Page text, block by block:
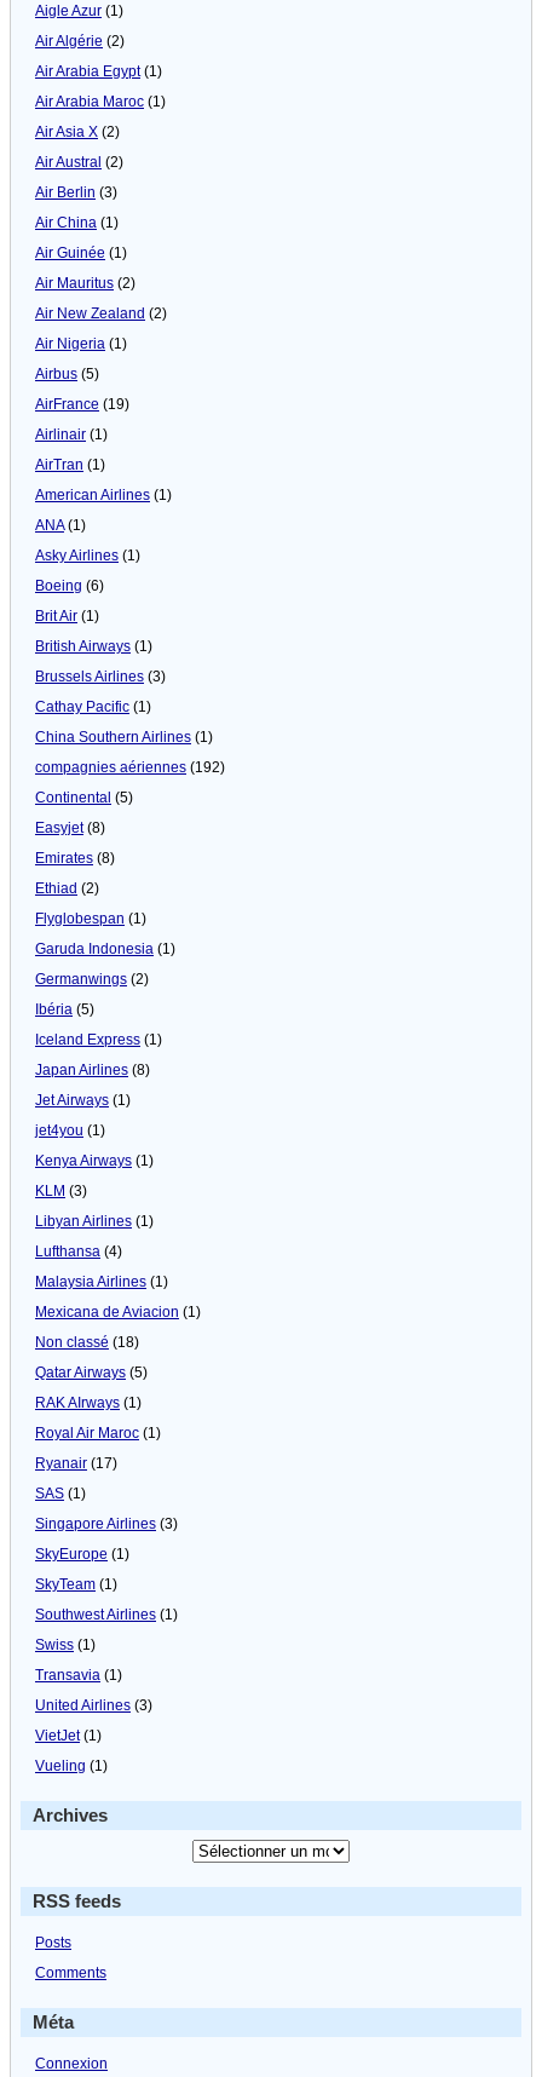
Aigle Azur (1)
Air Algérie (2)
Air Arabia Egypt(1)
Air Arabia Maroc (1)
Air Asia X (2)
Air Austral (2)
Air Berlin (3)
Air China (1)
Air Guinée (1)
Air Mauritus (2)
Air New Zealand (2)
Air Nigeria (1)
Airbus (5)
AirFrance (19)
Airlinair (1)
AirTran (1)
American Airlines (1)
ANA(1)
Asky Airlines (1)
Boeing (6)
Brit Air (1)
British Airways (1)
Brussels Airlines (3)
Cathay Pacific (1)
China Southern Airlines (1)
compagnies aériennes (192)
Continental (5)
Easyjet(8)
Emirates (8)
Ethiad (2)
Flyglobespan (1)
Garuda Indonesia (1)
Germanwings (2)
Ibéria (5)
Iceland Express (1)
Japan Airlines (8)
Jet Airways (1)
jet4you (1)
Kenya Airways (1)
KLM (3)
Libyan Airlines (1)
Lufthansa (4)
Malaysia Airlines (1)
Mexicana de Aviacion (1)
Non classé (18)
Qatar Airways (5)
RAK AIrways (1)
Royal Air Maroc (1)
Ryanair (17)
SAS (1)
Singapore Airlines (3)
SkyEurope (1)
SkyTeam (1)
Southwest Airlines (1)
Swiss (1)
Transavia (1)
United Airlines (3)
VietJet(1)
Vueling (1)
Archives
RSS feeds
Posts
Comments
Méta
Connexion